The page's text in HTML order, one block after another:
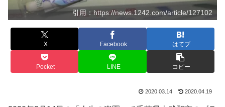
引用：https://news.1242.com/article/127102
X Facebook はてブ
Pocket LINE コピー
2020.03.14 2020.04.19